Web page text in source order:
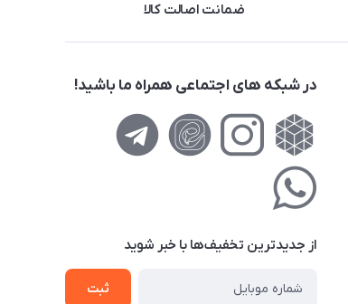
ضمانت اصالت کالا
در شبکه های اجتماعی همراه ما باشید!
از جدید‌ترین تخفیف‌ها با‌ خبر شوید
ثبت